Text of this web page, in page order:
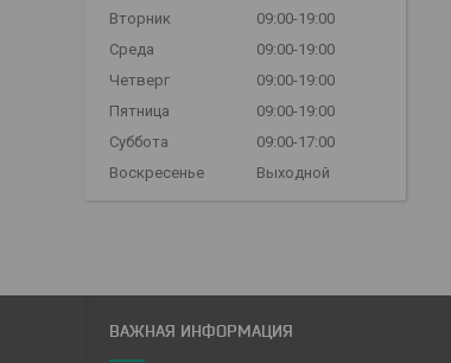
Вторник
09:00-19:00
Среда
09:00-19:00
Четверг
09:00-19:00
Пятница
09:00-19:00
Суббота
09:00-17:00
Воскресенье
Выходной
ВАЖНАЯ ИНФОРМАЦИЯ